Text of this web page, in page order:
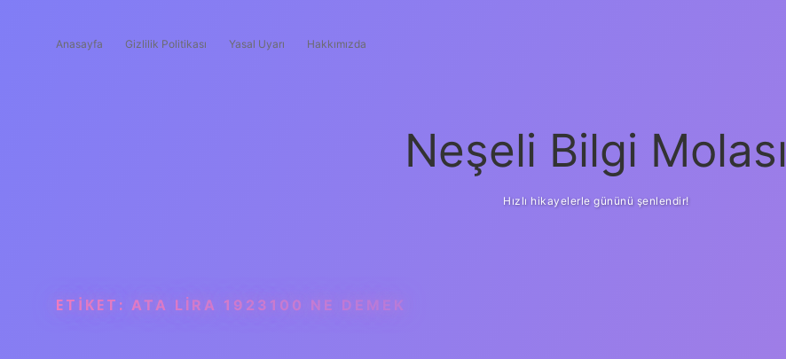
Anasayfa Gizlilik Politikası Yasal Uyarı Hakkımızda
Neşeli Bilgi Molası
Hızlı hikayelerle gününü şenlendir!
ETIKET: ATA LIRA 1923100 NE DEMEK